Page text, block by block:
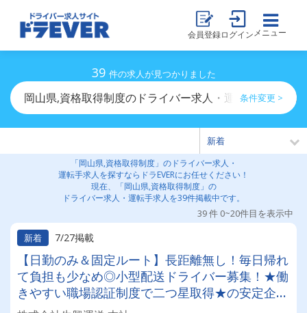
会員登録ログイン メニュー
39 件の求人が見つかりました
岡山県,資格取得制度のドライバー求人・運転手求人一覧
条件変更 >
「岡山県,資格取得制度」のドライバー求人・
運転手求人を探すならドラEVERにお任せください！
現在、「岡山県,資格取得制度」の
ドライバー求人・運転手求人を39件掲載中です。
39 件 0~20件目を表示中
新着
7/27掲載
【日勤のみ＆固定ルート】長距離無し！毎日帰れ
て負担も少なめ◎小型配送ドライバー募集！★働
きやすい職場認証制度で二つ星取得★の安定企
業！整備・給油所完備だから運転に専念できる！